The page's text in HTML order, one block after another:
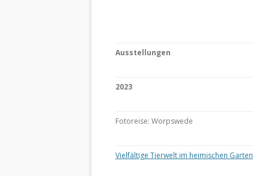
Ausstellungen
2023
Fotoreise: Worpswede
Vielfältige Tierwelt im heimischen Garten